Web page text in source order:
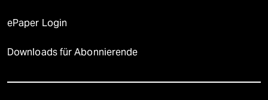
ePaper Login
Downloads für Abonnierende